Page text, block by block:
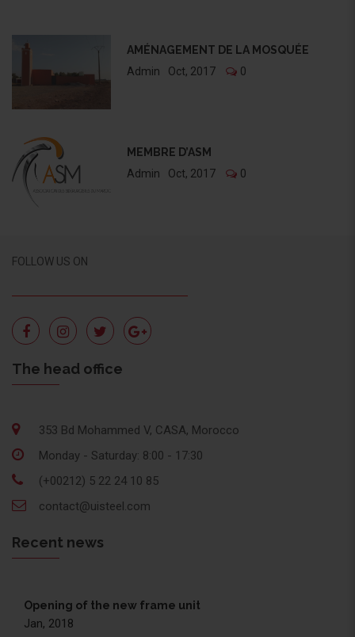
AMÉNAGEMENT DE LA MOSQUÉE
Admin
Oct, 2017 0
MEMBRE D’ASM
Admin
Oct, 2017 0
FOLLOW US ON
The head office
353 Bd Mohammed V, CASA, Morocco
Monday - Saturday: 8:00 - 17:30
(+00212) 5 22 24 10 85
contact@uisteel.com
Recent news
Opening of the new frame unit
Jan, 2018